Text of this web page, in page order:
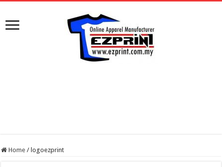
Home / logoezprint